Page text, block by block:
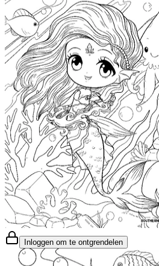
Inloggen om te ontgrendelen